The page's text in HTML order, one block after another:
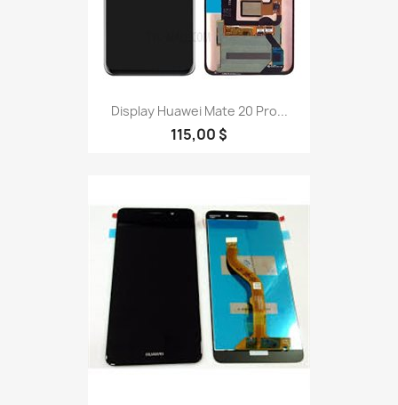
Display Huawei Mate 20 Pro...
115,00 $